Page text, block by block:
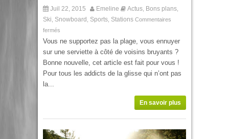
Juil 22, 2015 Emeline Actus Bons plans
Ski Snowboard Sports Stations Commentaires
fermés
Vous ne supportez pas la plage, vous ennuyer
sur une serviette à côté de voisins bruyants ?
Bonne nouvelle, cet article est fait pour vous !
Pour tous les addicts de la glisse qui n’ont pas
la...
En savoir plus